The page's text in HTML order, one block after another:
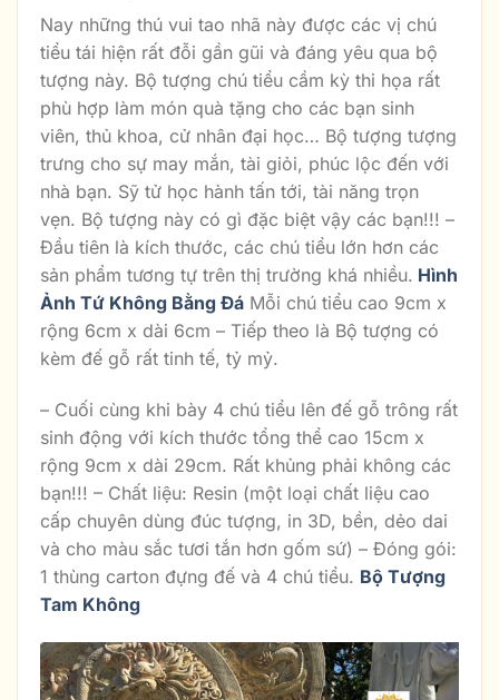
Nay những thú vui tao nhã này được các vị chú
tiểu tái hiện rất đỗi gần gũi và đáng yêu qua bộ
tượng này. Bộ tượng chú tiểu cầm kỳ thi họa rất
phù hợp làm món quà tặng cho các bạn sinh
viên, thủ khoa, cử nhân đại học… Bộ tượng tượng
trưng cho sự may mắn, tài giỏi, phúc lộc đến với
nhà bạn. Sỹ tử học hành tấn tới, tài năng trọn
vẹn. Bộ tượng này có gì đặc biệt vậy các bạn!!! –
Đầu tiên là kích thước, các chú tiểu lớn hơn các
sản phẩm tương tự trên thị trường khá nhiều. Hình
Ảnh Tứ Không Bằng Đá Mỗi chú tiểu cao 9cm x
rộng 6cm x dài 6cm – Tiếp theo là Bộ tượng có
kèm đế gỗ rất tinh tế, tỷ mỷ.
– Cuối cùng khi bày 4 chú tiểu lên đế gỗ trông rất
sinh động với kích thước tổng thể cao 15cm x
rộng 9cm x dài 29cm. Rất khủng phải không các
bạn!!! – Chất liệu: Resin (một loại chất liệu cao
cấp chuyên dùng đúc tượng, in 3D, bền, dẻo dai
và cho màu sắc tươi tắn hơn gốm sứ) – Đóng gói:
1 thùng carton đựng đế và 4 chú tiểu. Bộ Tượng
Tam Không